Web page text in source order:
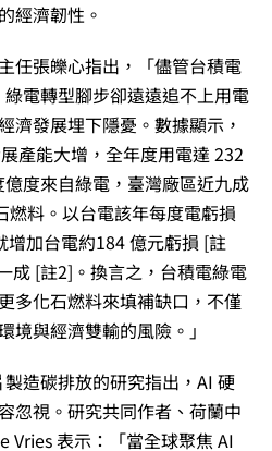
經濟韌性。
任張皪心指出，「儘管台積電
電轉型腳步卻遠遠追不上用電
濟發展埋下隱憂。數據顯示，
產能大增，全年度用電達 232
度來自綠電，臺灣廠區近九成
燃料。以台電該年每度電虧損
加台電約184 億元虧損 [註
成 [註2]。換言之，台積電綠電
多化石燃料來填補缺口，不僅
境與經濟雙輸的風險。」
造碳排放的研究指出，AI 硬
忽視。研究共同作者、荷蘭中
Vries 表示：「當全球聚焦 AI